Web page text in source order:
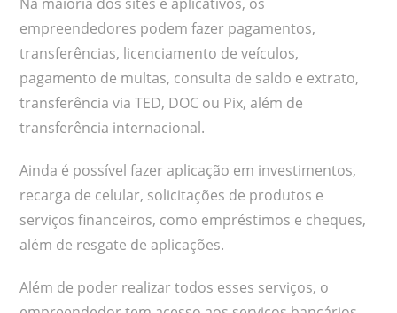
empreendedores podem fazer pagamentos,
transferências, licenciamento de veículos,
pagamento de multas, consulta de saldo e extrato,
transferência via TED, DOC ou Pix, além de
transferência internacional.
Ainda é possível fazer aplicação em investimentos,
recarga de celular, solicitações de produtos e
serviços financeiros, como empréstimos e cheques,
além de resgate de aplicações.
Além de poder realizar todos esses serviços, o